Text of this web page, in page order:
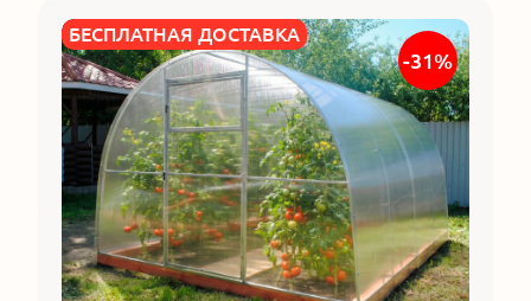
БЕСПЛАТНАЯ ДОСТАВКА
-31%